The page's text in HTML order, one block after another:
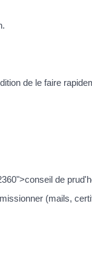
de le faire
de
(mails,